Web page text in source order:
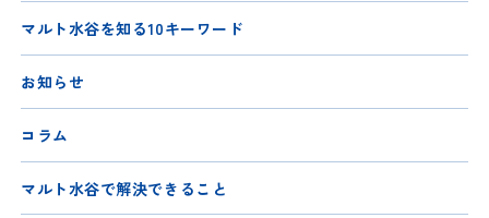
マルト水谷を知る10キーワード
お知らせ
コラム
マルト水谷で解決できること